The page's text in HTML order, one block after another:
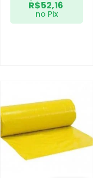
R$52,16
no Pix